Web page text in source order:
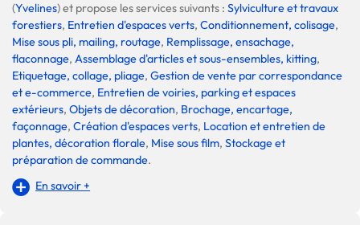
(Yvelines) et propose les services suivants : Sylviculture et travaux
forestiers, Entretien d'espaces verts, Conditionnement, colisage,
Mise sous pli, mailing, routage, Remplissage, ensachage,
flaconnage, Assemblage d'articles et sous-ensembles, kitting,
Etiquetage, collage, pliage, Gestion de vente par correspondance
et e-commerce, Entretien de voiries, parking et espaces
extérieurs, Objets de décoration, Brochage, encartage,
façonnage, Création d'espaces verts, Location et entretien de
plantes, décoration florale, Mise sous film, Stockage et
préparation de commande.
En savoir +